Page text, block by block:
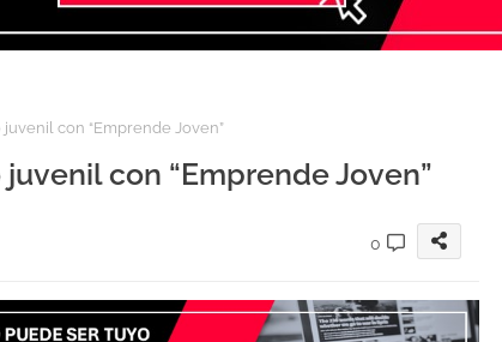
con “Emprende Joven”
con “Emprende Joven”
0